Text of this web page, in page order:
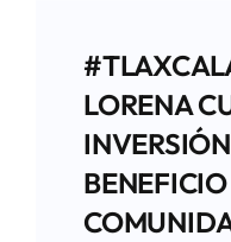
LORENA